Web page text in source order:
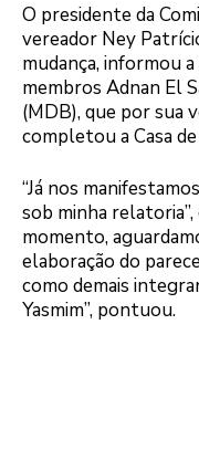
O presidente da
vereador Ney
mudança, informou
membros Adnan El
(MDB), que por sua
completou a Casa de
“Já nos
sob minha
momento,
elaboração do
como demais
Yasmim”, pontuou.